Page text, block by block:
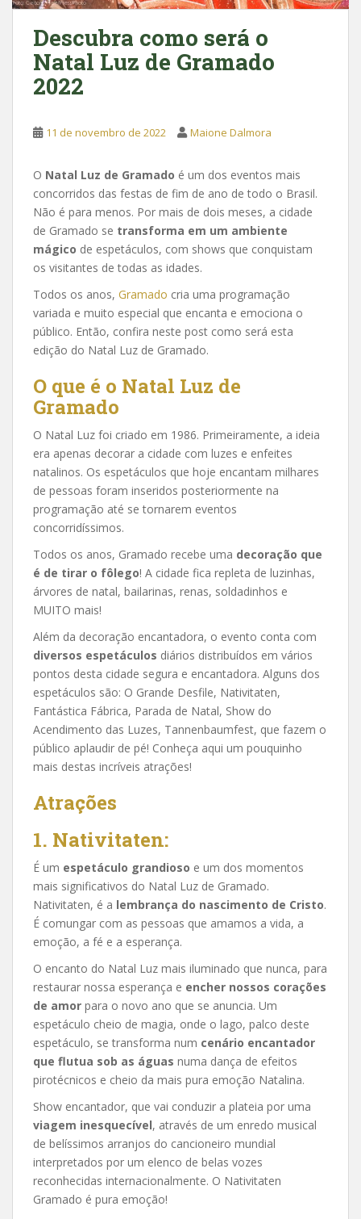
Descubra como será o
Natal Luz de Gramado
2022
11 de novembro de 2022 Maione Dalmora
O Natal Luz de Gramado é um dos eventos mais
concorridos das festas de fim de ano de todo o Brasil.
Não é para menos. Por mais de dois meses, a cidade
de Gramado se transforma em um ambiente
mágico de espetáculos, com shows que conquistam
os visitantes de todas as idades.
Todos os anos, Gramado cria uma programação
variada e muito especial que encanta e emociona o
público. Então, confira neste post como será esta
edição do Natal Luz de Gramado.
O que é o Natal Luz de
Gramado
O Natal Luz foi criado em 1986. Primeiramente, a ideia
era apenas decorar a cidade com luzes e enfeites
natalinos. Os espetáculos que hoje encantam milhares
de pessoas foram inseridos posteriormente na
programação até se tornarem eventos
concorridíssimos.
Todos os anos, Gramado recebe uma decoração que
é de tirar o fôlego! A cidade fica repleta de luzinhas,
árvores de natal, bailarinas, renas, soldadinhos e
MUITO mais!
Além da decoração encantadora, o evento conta com
diversos espetáculos diários distribuídos em vários
pontos desta cidade segura e encantadora. Alguns dos
espetáculos são: O Grande Desfile, Nativitaten,
Fantástica Fábrica, Parada de Natal, Show do
Acendimento das Luzes, Tannenbaumfest, que fazem o
público aplaudir de pé! Conheça aqui um pouquinho
mais destas incríveis atrações!
Atrações
1. Nativitaten:
É um espetáculo grandioso e um dos momentos
mais significativos do Natal Luz de Gramado.
Nativitaten, é a lembrança do nascimento de Cristo.
É comungar com as pessoas que amamos a vida, a
emoção, a fé e a esperança.
O encanto do Natal Luz mais iluminado que nunca, para
restaurar nossa esperança e encher nossos corações
de amor para o novo ano que se anuncia. Um
espetáculo cheio de magia, onde o lago, palco deste
espetáculo, se transforma num cenário encantador
que flutua sob as águas numa dança de efeitos
pirotécnicos e cheio da mais pura emoção Natalina.
Show encantador, que vai conduzir a plateia por uma
viagem inesquecível, através de um enredo musical
de belíssimos arranjos do cancioneiro mundial
interpretados por um elenco de belas vozes
reconhecidas internacionalmente. O Nativitaten
Gramado é pura emoção!